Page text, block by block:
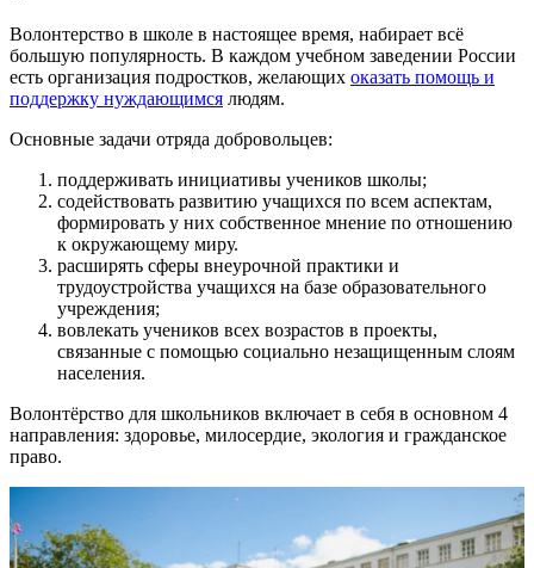
Волонтерство в школе в настоящее время, набирает всё
большую популярность. В каждом учебном заведении России
есть организация подростков, желающих оказать помощь и
поддержку нуждающимся людям.
Основные задачи отряда добровольцев:
поддерживать инициативы учеников школы;
содействовать развитию учащихся по всем аспектам,
формировать у них собственное мнение по отношению
к окружающему миру.
расширять сферы внеурочной практики и
трудоустройства учащихся на базе образовательного
учреждения;
вовлекать учеников всех возрастов в проекты,
связанные с помощью социально незащищенным слоям
населения.
Волонтёрство для школьников включает в себя в основном 4
направления: здоровье, милосердие, экология и гражданское
право.